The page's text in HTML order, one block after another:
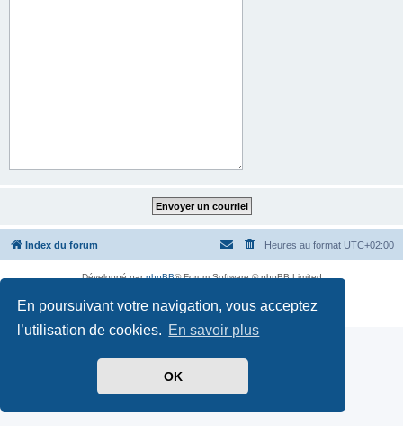
En poursuivant votre navigation, vous acceptez
l’utilisation de cookies. En savoir plus
OK
Index du forum Heures au format UTC+02:00
Développé parphpBB® Forum Software © phpBB Limited
Confidentialité| Conditions